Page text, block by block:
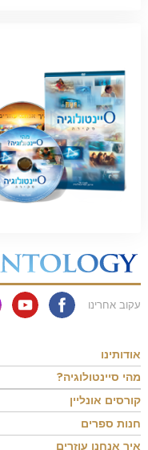
עקוב אחרינו
אודותינו
מהי סיינטולוגיה?
קורסים אונליין
חנות ספרים
איך אנחנו עוזרים